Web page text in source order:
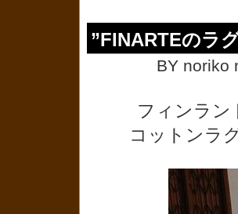
”FINARTEのラ
BY noriko
フィンラン
コットンラ